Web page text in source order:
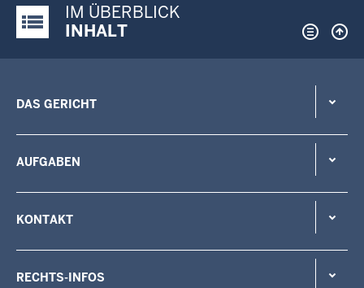
Justiz-Portal im Überblick:
IM ÜBERBLICK
INHALT
DAS GERICHT
AUFGABEN
KONTAKT
RECHTS-INFOS